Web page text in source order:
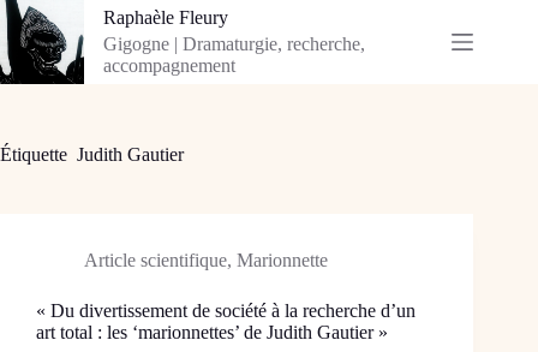
Passer
contenu
Raphaèle Fleury
Gigogne | Dramaturgie, recherche,
accompagnement
Étiquette Judith Gautier
Article scientifique, Marionnette
« Du divertissement de société à la recherche d’un
art total : les ‘marionnettes’ de Judith Gautier »